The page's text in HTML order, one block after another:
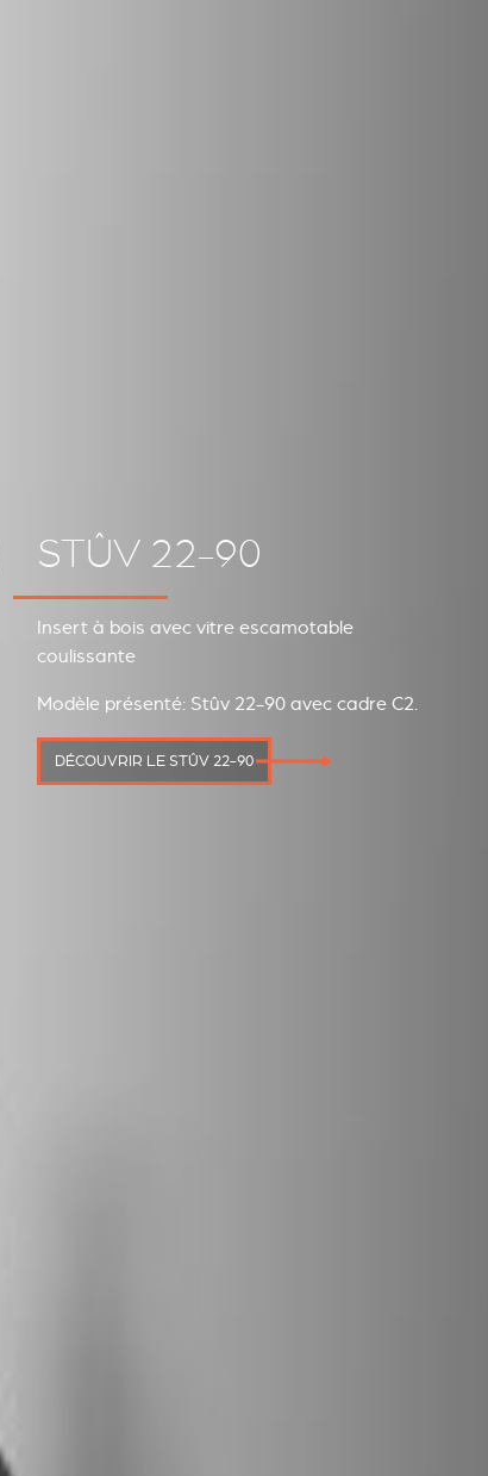
STÛV 22-90
Insert à bois avec vitre escamotable
coulissante
Modèle présenté: Stûv 22-90 avec cadre C2.
DÉCOUVRIR LE STÛV 22-90